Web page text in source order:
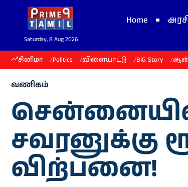
Saturday, 8 Aug 2026
Home
சினிமா Politics விளையாட்டு BIG Story
வணிகம்
சவரனுக்கு
விற்பனை!